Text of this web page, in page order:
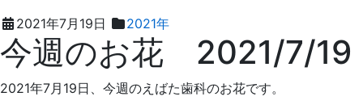
2021年7月19日
2021年2021
月
え
歯
今週のお花 2021/7/19
2021年7月19日、今週のえばた歯科のお花です。